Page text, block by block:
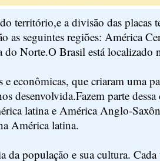
território,e a divisão das placas
as seguintes regiões: América
do Norte.O Brasil está localizado
e econômicas, que criaram uma
desenvolvida.Fazem parte
latina e América Anglo-
América latina.
da população e sua cultura. Cada